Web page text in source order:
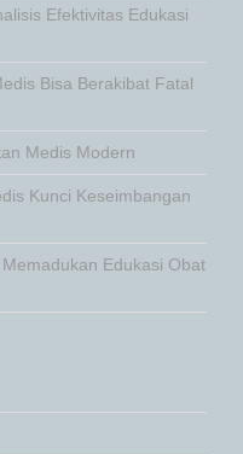
Efektivitas Edukasi
Bisa Berakibat Fatal
Medis Modern
Kunci Keseimbangan
Edukasi Obat